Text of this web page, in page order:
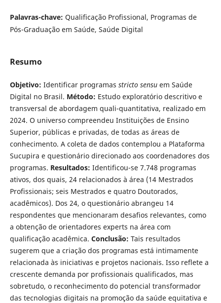
Palavras-chave: Qualificação Profissional, Programas de
Pós-Graduação em Saúde, Saúde Digital
Resumo
Objetivo: Identificar programas stricto sensuem Saúde
Digital no Brasil. Método: Estudo exploratório descritivo e
transversal de abordagem quali-quantitativa, realizado em
2024. O universo compreendeu Instituições de Ensino
Superior, públicas e privadas, de todas as áreas de
conhecimento. A coleta de dados contemplou a Plataforma
Sucupira e questionário direcionado aos coordenadores dos
programas. Resultados: Identificou-se 7.748 programas
ativos, dos quais, 24 relacionados à área (14 Mestrados
Profissionais; seis Mestrados e quatro Doutorados,
acadêmicos). Dos 24, o questionário abrangeu 14
respondentes que mencionaram desafios relevantes, como
a obtenção de orientadores experts na área com
qualificação acadêmica. Conclusão: Tais resultados
sugerem que a criação dos programas está intimamente
relacionada às iniciativas e projetos nacionais. Isso reflete a
crescente demanda por profissionais qualificados, mas
sobretudo, o reconhecimento do potencial transformador
das tecnologias digitais na promoção da saúde equitativa e